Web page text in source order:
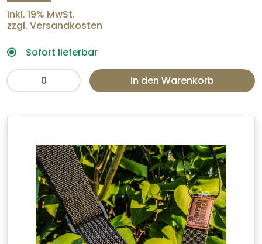
inkl. 19% MwSt.
zzgl. Versandkosten
Sofort lieferbar
In den Warenkorb